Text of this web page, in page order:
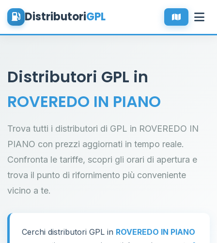
DistributoriGPL
Distributori GPL in
ROVEREDO IN PIANO
Trova tutti i distributori di GPL in ROVEREDO IN
PIANO con prezzi aggiornati in tempo reale.
Confronta le tariffe, scopri gli orari di apertura e
trova il punto di rifornimento più conveniente
vicino a te.
Cerchi distributori GPL in ROVEREDO IN PIANO